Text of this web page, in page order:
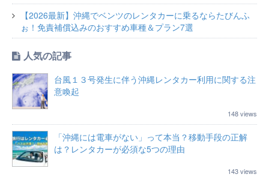
【2026最新】沖縄でベンツのレンタカーに乗るならたびんふ
ぉ！免責補償込みのおすすめ車種＆プラン7選
人気の記事
台風１３号発生に伴う沖縄レンタカー利用に関する注
意喚起
148 views
「沖縄には電車がない」って本当？移動手段の正解
は？レンタカーが必須な5つの理由
143 views